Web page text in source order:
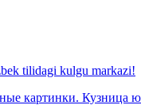
tilidagi kulgu markazi!
картинки. Кузница